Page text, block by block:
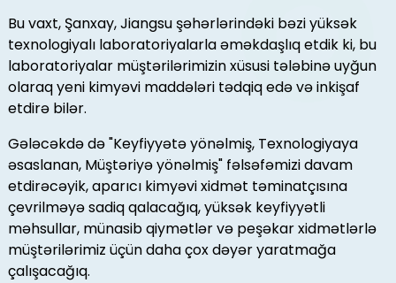
Bu vaxt, Şanxay, Jiangsu şəhərlərindəki bəzi yüksək
texnologiyalı laboratoriyalarla əməkdaşlıq etdik ki, bu
laboratoriyalar müştərilərimizin xüsusi tələbinə uyğun
olaraq yeni kimyəvi maddələri tədqiq edə və inkişaf
etdirə bilər.
Gələcəkdə də "Keyfiyyətə yönəlmiş, Texnologiyaya
əsaslanan, Müştəriyə yönəlmiş" fəlsəfəmizi davam
etdirəcəyik, aparıcı kimyəvi xidmət təminatçısına
çevrilməyə sadiq qalacağıq, yüksək keyfiyyətli
məhsullar, münasib qiymətlər və peşəkar xidmətlərlə
müştərilərimiz üçün daha çox dəyər yaratmağa
çalışacağıq.